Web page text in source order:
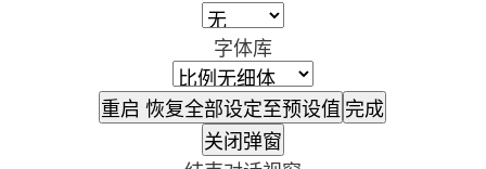
字体库
重启 恢复全部设定至预设值 完成
关闭弹窗